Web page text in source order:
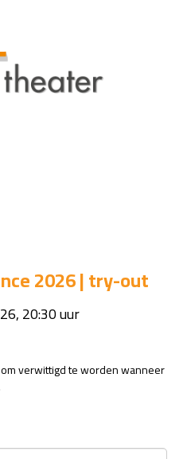
2026 | try-out
20:30 uur
verwittigd te worden wanneer